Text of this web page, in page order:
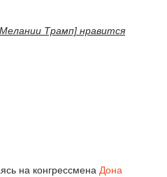
Трамп] нравится
на конгрессмена Дона